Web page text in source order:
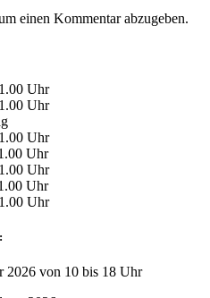
einen Kommentar abzugeben.
Uhr
Uhr
Uhr
Uhr
Uhr
Uhr
Uhr
2026 von 10 bis 18 Uhr